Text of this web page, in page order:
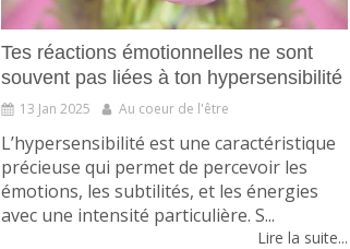
Tes réactions émotionnelles ne sont
souvent pas liées à ton hypersensibilité
13 Jan 2025 Au coeur de l'être
L’hypersensibilité est une caractéristique
précieuse qui permet de percevoir les
émotions, les subtilités, et les énergies
avec une intensité particulière. S...
Lire la suite...